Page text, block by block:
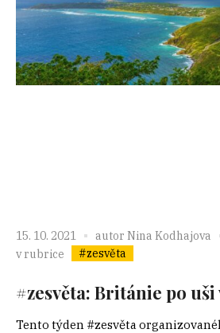
15. 10. 2021 autor Nina Kodhajova
v rubrice
#zesvěta
#zesvěta: Británie po
Tento týden #zesvěta